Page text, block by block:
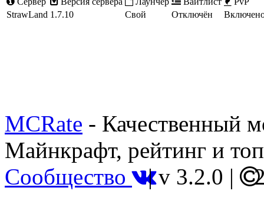
StrawLand 1.7.10 Свой Отключён
MCRate - Качественный
Майнкрафт, рейтинг и
Сообщество |v 3.2.0 |